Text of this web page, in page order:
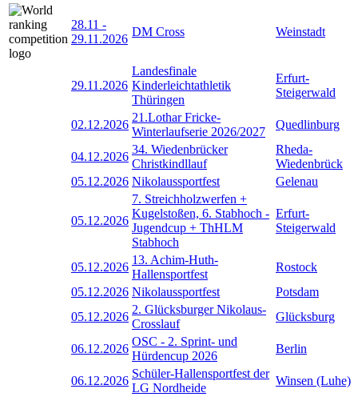
28.11 -
29.11.2026
DM Cross Weinstadt
29.11.2026
Landesfinale
Kinderleichtathletik
Thüringen
Erfurt-
Steigerwald
02.12.2026
21.Lothar Fricke-
Winterlaufserie 2026/2027
Quedlinburg
04.12.2026
34. Wiedenbrücker
Christkindllauf
Rheda-
Wiedenbrück
05.12.2026 Nikolaussportfest Gelenau
05.12.2026
7. Streichholzwerfen +
Kugelstoßen, 6. Stabhoch -
Jugendcup + ThHLM
Stabhoch
Erfurt-
Steigerwald
05.12.2026
13. Achim-Huth-
Hallensportfest
Rostock
05.12.2026 Nikolaussportfest
Potsdam
05.12.2026
2. Glücksburger Nikolaus-
Crosslauf
Glücksburg
06.12.2026
OSC - 2. Sprint- und
Hürdencup 2026
Berlin
06.12.2026
Schüler-Hallensportfest der
LG Nordheide
Winsen (Luhe)